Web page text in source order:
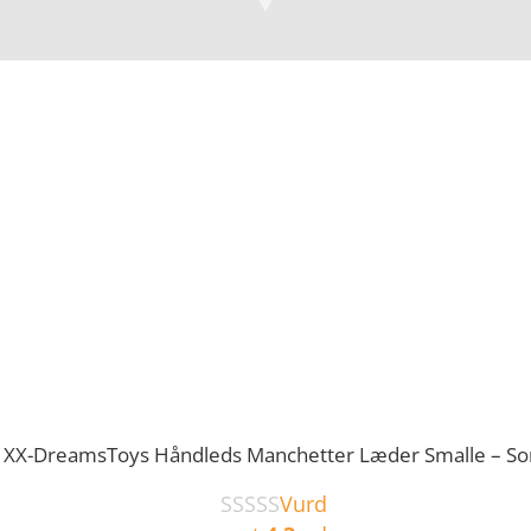
XX-DreamsToys Håndleds Manchetter Læder Smalle –
Vurd